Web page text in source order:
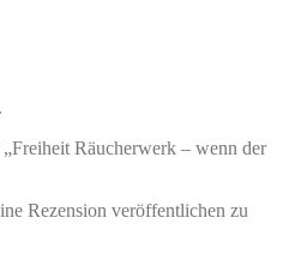
Räucherwerk – wenn der
Rezension veröffentlichen zu